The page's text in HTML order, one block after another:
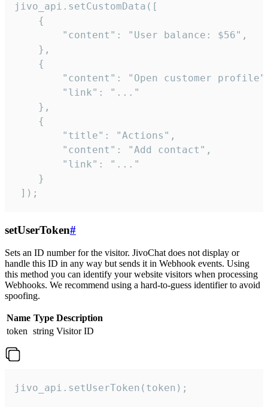
jivo_api.setCustomData([
    {
        "content": "User balance: $56",
    },
    {
"content": "Open customer
        "link": "..."
    },
    {
        "title": "Actions",
        "content": "Add contact",
        "link": "..."
    }
]);
setUserToken#
Sets an ID number for the visitor. JivoChat does not display or
handle this ID in any way but sends it in Webhook events. Using
this method you can identify your website visitors when processing
Webhooks. We recommend using a hard-to-guess identifier to avoid
spoofing.
Name Type Description
token string Visitor ID
jivo_api.setUserToken(token);